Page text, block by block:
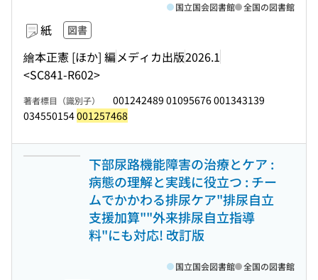
紙 図書
繪本正憲 [ほか] 編 メディカ出版2026.1
<SC841-R602>
国立国会図書館 全国の図書館
著者標目（識別子）
001242489 01095676 001343139
034550154001257468
下部尿路機能障害の治療とケア :
病態の理解と実践に役立つ : チー
ムでかかわる排尿ケア"排尿自立
支援加算""外来排尿自立指導
料"にも対応! 改訂版
国立国会図書館 全国の図書館